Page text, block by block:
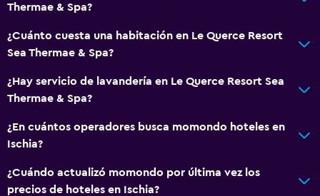
Thermae & Spa?
¿Cuánto cuesta una habitación en Le Querce Resort
Sea Thermae & Spa?
¿Hay servicio de lavandería en Le Querce Resort Sea
Thermae & Spa?
¿En cuántos operadores busca momondo hoteles en
Ischia?
¿Cuándo actualizó momondo por última vez los
precios de hoteles en Ischia?